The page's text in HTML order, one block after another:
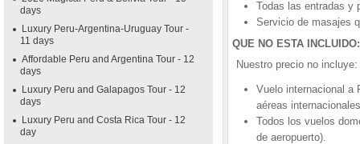
days
Luxury Peru-Argentina-Uruguay Tour -
11 days
Affordable Peru and Argentina Tour - 12
days
Luxury Peru and Galapagos Tour - 12
days
Luxury Peru and Costa Rica Tour - 12
day
Todas las entradas y
Servicio de masajes
QUE NO ESTA INCLUIDO:
Nuestro precio no incluye:
Vuelo internacional a
aéreas
Todos los vuelos
de aeropuerto).